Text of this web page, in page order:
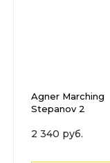
Agner Marching
Stepanov 2
2 340 руб.